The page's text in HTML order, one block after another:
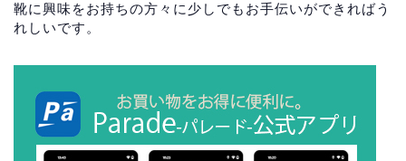
靴に興味をお持ちの方々に少しでもお手伝いができればう
れしいです。